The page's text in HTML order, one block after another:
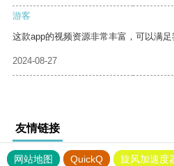
游客
这款app的视频资源非常丰富，可以满足
2024-08-27
友情链接
网站地图 QuickQ 旋风加速度